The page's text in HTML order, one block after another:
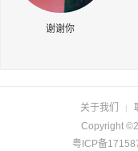
谢谢你
关于我们 |
Copyright
粤ICP备